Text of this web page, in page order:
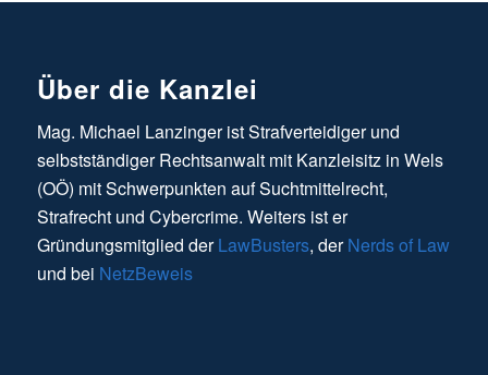
Über die Kanzlei
Mag. Michael Lanzinger ist Strafverteidiger und
selbstständiger Rechtsanwalt mit Kanzleisitz in Wels
(OÖ) mit Schwerpunkten auf Suchtmittelrecht,
Strafrecht und Cybercrime. Weiters ist er
Gründungsmitglied derLawBusters, derNerds of Law
und bei NetzBeweis